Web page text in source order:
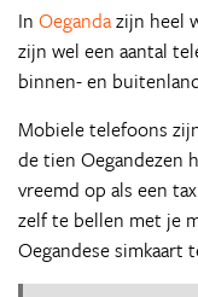
In Oegandazijn heel
zijn wel een aantal
binnen- en
Mobiele telefoons
de tien Oegandezen
vreemd op als een
zelf te bellen met je
Oegandese simkaart